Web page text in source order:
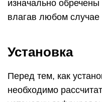
изначально обречены
влагав любом случае
Установка
Перед тем, как
необходимо